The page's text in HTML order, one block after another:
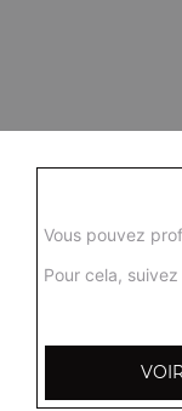
Vous pouvez
Pour cela,